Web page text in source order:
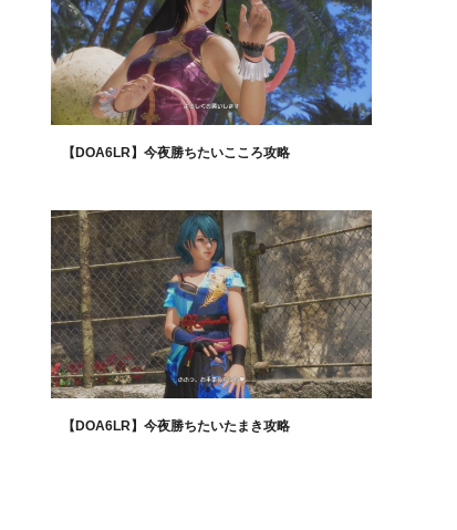
【DOA6LR】今夜勝ちたいこころ攻略
【DOA6LR】今夜勝ちたいたまき攻略